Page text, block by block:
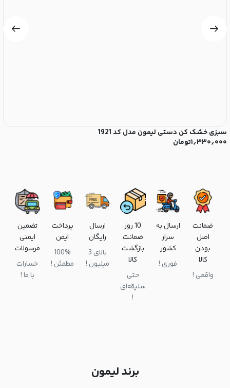
سبزی خشک کن دستی لیمون مدل کد 1921
۱٫۳۳۰٫۰۰۰تومان
ضمانت
اصل
بودن
کالا
واقعی !
ارسال به
سرار
کشور
فوری !
10 روز
ضمانت
بازگشت
کالا
حتی
سلیقه‌ای
!
ارسال
رایگان
بالای 3
میلیون !
پرداخت
ایمن
100%
مطمئن !
تضمین
ایمنی
مرسولات
خسارات
با ما !
برند لیمون